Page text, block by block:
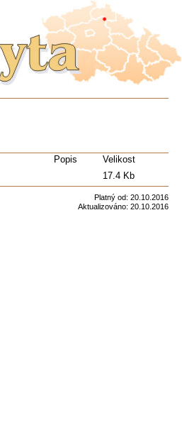
Popis
Velikost
17.4 Kb
Platný od: 20.10.2016
Aktualizováno: 20.10.2016